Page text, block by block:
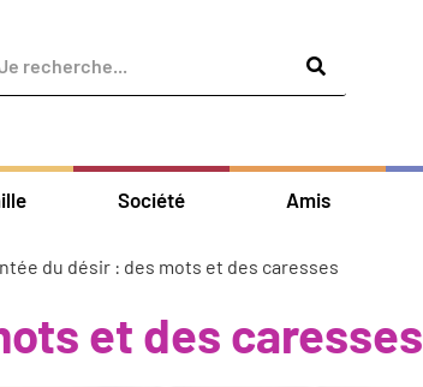
Société Amis
du désir : des mots et des caresses
et des caresses